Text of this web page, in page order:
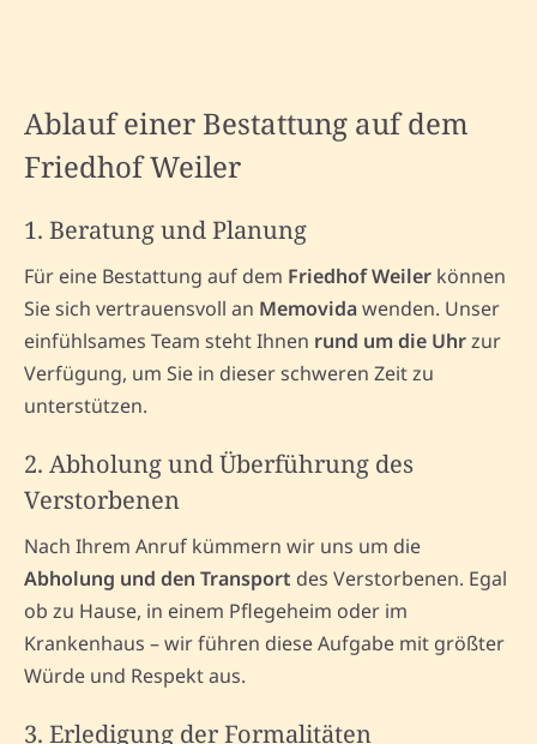
Ablauf einer Bestattung auf dem
Friedhof Weiler
1. Beratung und Planung
Für eine Bestattung auf dem Friedhof Weiler können
Sie sich vertrauensvoll an Memovidawenden. Unser
einfühlsames Team steht Ihnen rund um die Uhrzur
Verfügung, um Sie in dieser schweren Zeit zu
unterstützen.
2. Abholung und Überführung des
Verstorbenen
Nach Ihrem Anruf kümmern wir uns um die
Abholung und den Transport des Verstorbenen. Egal
ob zu Hause, in einem Pflegeheim oder im
Krankenhaus – wir führen diese Aufgabe mit größter
Würde und Respekt aus.
3. Erledigung der Formalitäten